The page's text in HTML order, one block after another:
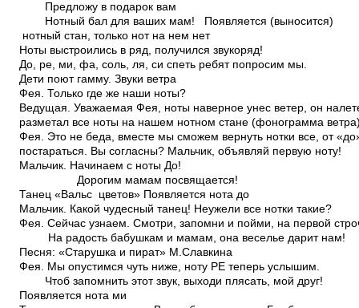
Предложу в подарок вам
Нотный бал для ваших мам! Появляется (выносится)
нотный стан, только нот на нем нет
Ноты выстроились в ряд, получился звукоряд!
До, ре, ми, фа, соль, ля, си спеть ребят попросим мы.
Дети поют гамму. Звуки ветра
Фея. Только где же наши ноты?
Ведущая. Уважаемая Фея, ноты наверное унес ветер, он
разметал все ноты на нашем нотном стане (фонограмма
Фея. Это не беда, вместе мы сможем вернуть нотки все, от
постараться. Вы согласны? Мальчик, объявляй первую ноту!
Мальчик. Начинаем с ноты До!
Дорогим мамам посвящается!
Танец «Вальс цветов» Появляется нота до
Мальчик. Какой чудесный танец! Неужели все нотки такие?
Фея. Сейчас узнаем. Смотри, запомни и пойми, на первой
На радость бабушкам и мамам, она веселье дарит нам!
Песня: «Старушка и пират» М.Славкина
Фея. Мы опустимся чуть ниже, ноту РЕ теперь услышим.
Чтоб запомнить этот звук, выходи плясать, мой друг!
Появляется нота ми